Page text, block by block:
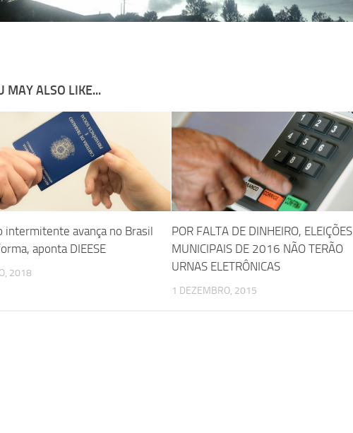
MAY ALSO LIKE...
intermitente avança no Brasil
aponta DIEESE
2018
POR FALTA DE DINHEIRO, ELEIÇÕES
MUNICIPAIS DE 2016 NÃO TERÃO
URNAS ELETRÔNICAS
1 DEZEMBRO, 2015